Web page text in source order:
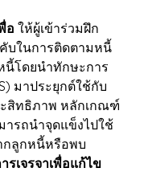
อ ให้ผู้เข้าร่วมฝึก
บในการติดตามหนี้
นี้โดยนำทักษะการ
มาประยุกต์ใช้กับ
สิทธิภาพ หลักเกณฑ์
ารถนำจุดแข็งไปใช้
กลูกหนี้หรือพบ
รเจรจาเพื่อแก้ไข